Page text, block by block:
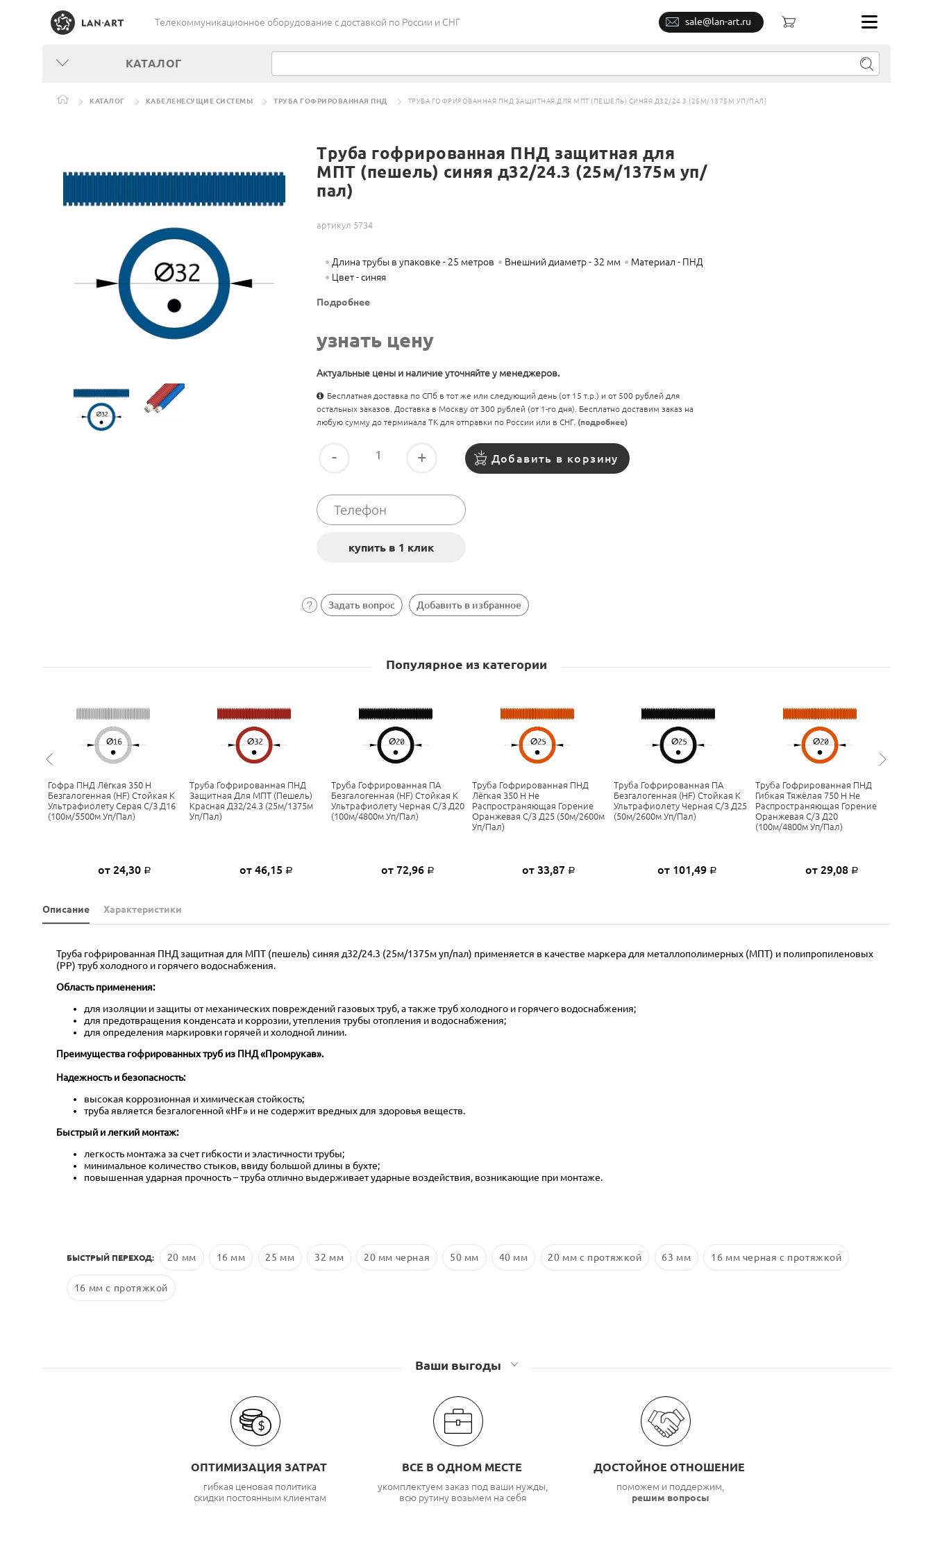
Телекоммуникационное оборудование c доставкой по России и СНГ sale@lan-art.ru
КАТАЛОГ
КАТАЛОГ КАБЕЛЕНЕСУЩИЕ СИСТЕМЫ ТРУБА ГОФРИРОВАННАЯ ПНД ТРУБА ГОФРИРОВАННАЯ ПНД ЗАЩИТНАЯ ДЛЯ МПТ (ПЕШЕЛЬ) СИНЯЯ Д32/24.3 (25М/1375М УП/ПАЛ)
Труба гофрированная ПНД защитная для
МПТ (пешель) синяя д32/24.3 (25м/1375м уп/
пал)
артикул 5734
Длина трубы в упаковке - 25 метров Внешний диаметр - 32 мм
Материал - ПНД
Цвет - синяя
Подробнее
узнать цену
Актуальные цены и наличие уточняйте у менеджеров.
Бесплатная доставка по СПб в тот же или следующий день (от 15 т.р.) и от 500 рублей для
остальных заказов. Доставка в Москву от 300 рублей (от 1-го дня). Бесплатно доставим заказ на
любую сумму до терминала ТК для отправки по России или в СНГ. (подробнее)
- + Добавить в корзину
Задать вопрос Добавить в избранное
Популярное из категории
Гофра ПНД Лёгкая 350 Н
Безгалогенная (HF) Стойкая К
Ультрафиолету Серая С/з Д16
(100м/5500м Уп/пал)
от 24,30 Р
Труба Гофрированная ПНД
Защитная Для МПТ (пешель)
Красная Д32/24.3 (25м/1375м
Уп/пал)
от 46,15 Р
Труба Гофрированная ПА
Безгалогенная (HF) Стойкая К
Ультрафиолету Черная С/з Д20
(100м/4800м Уп/пал)
от 72,96 Р
Труба Гофрированная ПНД
Лёгкая 350 Н Не
Распространяющая Горение
Оранжевая С/з Д25 (50м/2600м
Уп/пал)
от 33,87 Р
Труба Гофрированная ПА
Безгалогенная (HF) Стойкая К
Ультрафиолету Черная С/з Д25
(50м/2600м Уп/пал)
от 101,49 Р
Труба Гофрированная ПНД
Гибкая Тяжёлая 750 Н Не
Распространяющая Горение
Оранжевая С/з Д20
(100м/4800м Уп/пал)
от 29,08 Р
Описание Характеристики
Труба гофрированная ПНД защитная для МПТ (пешель) синяя д32/24.3 (25м/1375м уп/пал) применяется в качестве маркера для металлополимерных (МПТ) и полипропиленовых
(PP) труб холодного и горячего водоснабжения.
Область применения:
для изоляции и защиты от механических повреждений газовых труб, а также труб холодного и горячего водоснабжения;
для предотвращения конденсата и коррозии, утепления трубы отопления и водоснабжения;
для определения маркировки горячей и холодной линии.
Преимущества гофрированных труб из ПНД «Промрукав».
Надежность и безопасность:
высокая коррозионная и химическая стойкость;
труба является безгалогенной «HF» и не содержит вредных для здоровья веществ.
Быстрый и легкий монтаж:
легкость монтажа за счет гибкости и эластичности трубы;
минимальное количество стыков, ввиду большой длины в бухте;
повышенная ударная прочность – труба отлично выдерживает ударные воздействия, возникающие при монтаже.
БЫСТРЫЙ ПЕРЕХОД: 20 мм 16 мм 25 мм 32 мм 20 мм черная 50 мм 40 мм 20 мм с протяжкой 63 мм 16 мм черная с протяжкой
16 мм с протяжкой
Ваши выгоды
ОПТИМИЗАЦИЯ ЗАТРАТ
гибкая ценовая политика
скидки постоянным клиентам
ВСЕ В ОДНОМ МЕСТЕ
укомплектуем заказ под ваши нужды,
всю рутину возьмем на себя
ДОСТОЙНОЕ ОТНОШЕНИЕ
поможем и поддержим,
решим вопросы